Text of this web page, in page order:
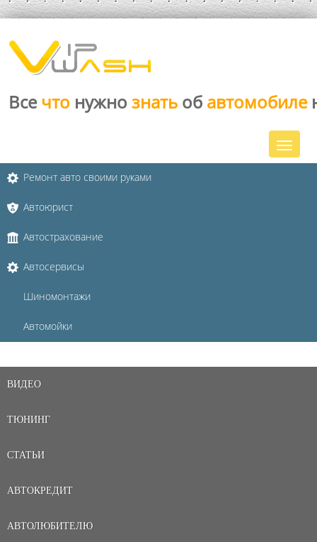
Все что нужно знать об автомобиле
Ремонт авто своими руками
Автоюрист
Автострахование
Автосервисы
Шиномонтажи
Автомойки
ВИДЕО
ТЮНИНГ
СТАТЬИ
АВТОКРЕДИТ
АВТОЛЮБИТЕЛЮ